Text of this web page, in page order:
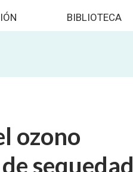
BIBLIOTECA
ozono
sequedad